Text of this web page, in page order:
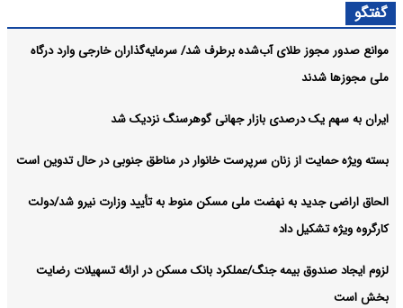
اقتصادی: فعال شدن سامانه‌های بارشی در ارتفاعات زاگرس مرکزی و جنوبی
آرشیو
گفتگو
موانع صدور مجوز طلای آب‌شده برطرف شد/ سرمایه‌گذاران خارجی وارد درگاه
ملی مجوزها شدند
ایران به سهم یک‌ درصدی بازار جهانی گوهرسنگ نزدیک شد
بسته ویژه حمایت از زنان سرپرست خانوار در مناطق جنوبی در حال تدوین است
الحاق اراضی جدید به نهضت ملی مسکن منوط به تأیید وزارت نیرو شد/دولت
کارگروه ویژه تشکیل داد
لزوم ایجاد صندوق بیمه جنگ/عملکرد بانک مسکن در ارائه تسهیلات رضایت
بخش است